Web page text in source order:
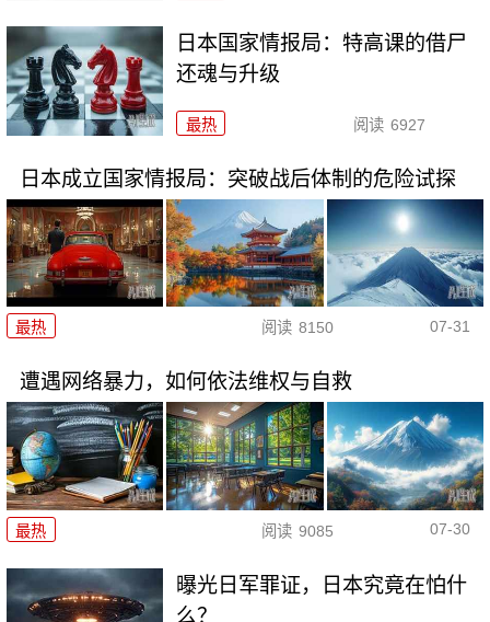
日本国家情报局：特高课的借尸
还魂与升级
最热 阅读 6927
日本成立国家情报局：突破战后体制的危险试探
最热 阅读 8150 07-31
遭遇网络暴力，如何依法维权与自救
最热 阅读 9085 07-30
曝光日军罪证，日本究竟在怕什
么？